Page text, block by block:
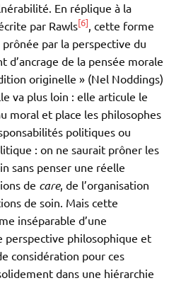
En réplique à la
par Rawls[6], cette forme
par la perspective du
d’ancrage de la pensée morale
originelle » (Nel Noddings)
va plus loin : elle articule le
moral et place les philosophes
politiques ou
: on ne saurait prôner les
sans penser une réelle
de care, de l’organisation
de soin. Mais cette
inséparable d’une
philosophique et
considération pour ces
dans une hiérarchie